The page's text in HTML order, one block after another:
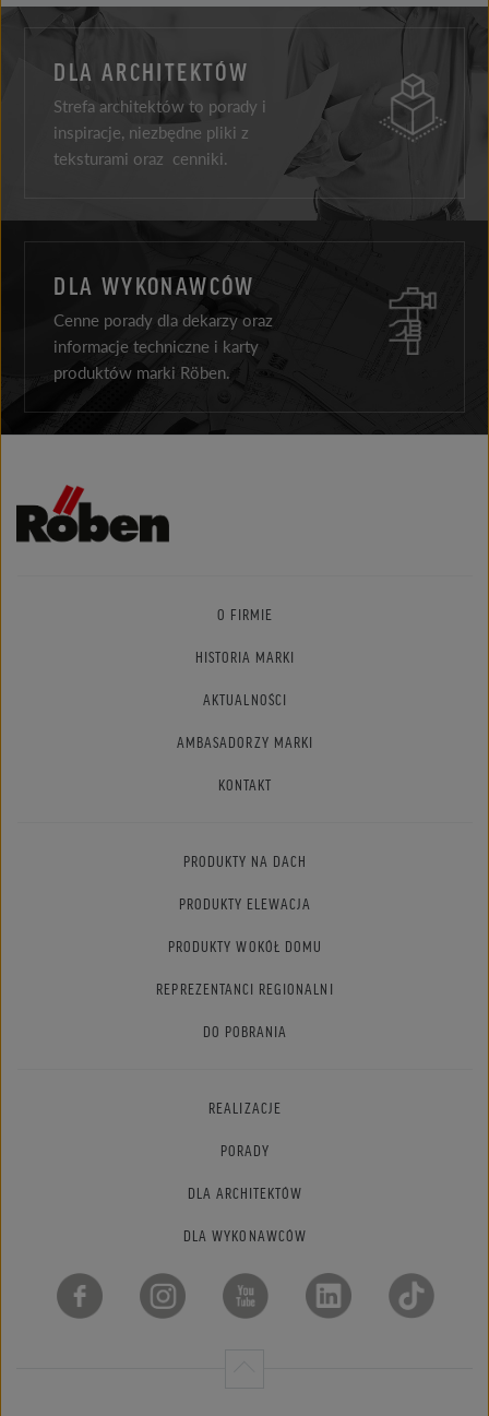
DLA ARCHITEKTÓW
Strefa architektów to porady i
inspiracje, niezbędne pliki z
teksturami oraz cenniki.
DLA WYKONAWCÓW
Cenne porady dla dekarzy oraz
informacje techniczne i karty
produktów marki Röben.
O FIRMIE
HISTORIA MARKI
AKTUALNOŚCI
AMBASADORZY MARKI
KONTAKT
PRODUKTY NA DACH
PRODUKTY ELEWACJA
PRODUKTY WOKÓŁ DOMU
REPREZENTANCI REGIONALNI
DO POBRANIA
REALIZACJE
PORADY
DLA ARCHITEKTÓW
DLA WYKONAWCÓW